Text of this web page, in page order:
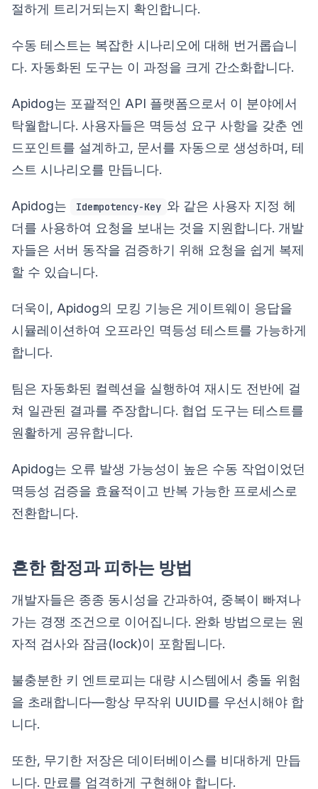
절하게 트리거되는지 확인합니다.
수동 테스트는 복잡한 시나리오에 대해 번거롭습니
다. 자동화된 도구는 이 과정을 크게 간소화합니다.
Apidog는 포괄적인 API 플랫폼으로서 이 분야에서
탁월합니다. 사용자들은 멱등성 요구 사항을 갖춘 엔
드포인트를 설계하고, 문서를 자동으로 생성하며, 테
스트 시나리오를 만듭니다.
Apidog는 Idempotency-Key 와 같은 사용자 지정 헤
더를 사용하여 요청을 보내는 것을 지원합니다. 개발
자들은 서버 동작을 검증하기 위해 요청을 쉽게 복제
할 수 있습니다.
더욱이, Apidog의 모킹 기능은 게이트웨이 응답을
시뮬레이션하여 오프라인 멱등성 테스트를 가능하게
합니다.
팀은 자동화된 컬렉션을 실행하여 재시도 전반에 걸
쳐 일관된 결과를 주장합니다. 협업 도구는 테스트를
원활하게 공유합니다.
Apidog는 오류 발생 가능성이 높은 수동 작업이었던
멱등성 검증을 효율적이고 반복 가능한 프로세스로
전환합니다.
흔한 함정과 피하는 방법
개발자들은 종종 동시성을 간과하여, 중복이 빠져나
가는 경쟁 조건으로 이어집니다. 완화 방법으로는 원
자적 검사와 잠금(lock)이 포함됩니다.
불충분한 키 엔트로피는 대량 시스템에서 충돌 위험
을 초래합니다—항상 무작위 UUID를 우선시해야 합
니다.
또한, 무기한 저장은 데이터베이스를 비대하게 만듭
니다. 만료를 엄격하게 구현해야 합니다.